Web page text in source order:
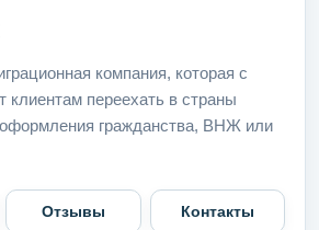
компания, которая с
клиентам переехать в страны
гражданства, ВНЖ или
Отзывы Контакты